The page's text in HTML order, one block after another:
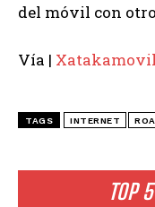
TOP
del móvil con
Vía | Xatakamovil
TAGS INTERNET